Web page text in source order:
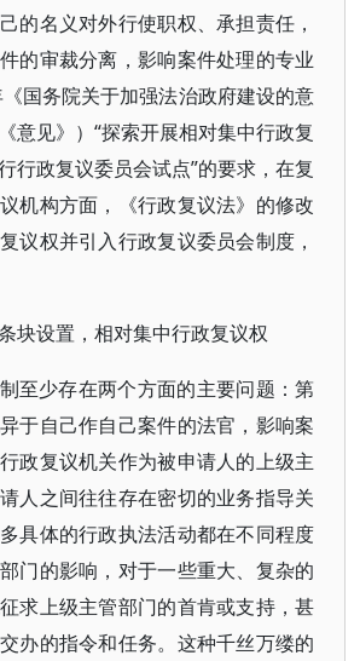
的名义对外行使职权、承担责任，
的审裁分离，影响案件处理的专业
国务院关于加强法治政府建设的意
意见》）“探索开展相对集中行政复
行政复议委员会试点”的要求，在复
机构方面，《行政复议法》的修改
议权并引入行政复议委员会制度，
块设置，相对集中行政复议权
至少存在两个方面的主要问题：第
于自己作自己案件的法官，影响案
政复议机关作为被申请人的上级主
人之间往往存在密切的业务指导关
具体的行政执法活动都在不同程度
门的影响，对于一些重大、复杂的
求上级主管部门的首肯或支持，甚
办的指令和任务。这种千丝万缕的